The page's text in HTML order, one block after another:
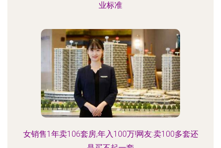
业标准
女销售1年卖106套房,年入100万!网友:卖100多套还